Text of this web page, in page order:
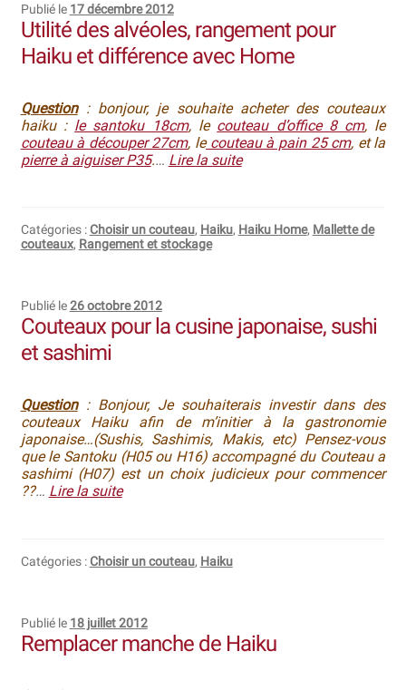
Publié le 17 décembre 2012
Utilité des alvéoles, rangement pour
Haiku et différence avec Home
Question : bonjour, je souhaite acheter des couteaux
haiku : le santoku 18cm, le couteau d’office 8 cm, le
couteau à découper 27cm, lecouteau à pain 25 cm, et la
pierre à aiguiser P35.… Lire la suite
Catégories :Choisir un couteau, Haiku, Haiku Home, Mallette de
couteaux, Rangement et stockage
Publié le26 octobre 2012
Couteaux pour la cusine japonaise, sushi
et sashimi
Question : Bonjour, Je souhaiterais investir dans des
couteaux Haiku afin de m’initier à la gastronomie
japonaise…(Sushis, Sashimis, Makis, etc) Pensez-vous
que le Santoku (H05 ou H16) accompagné du Couteau a
sashimi (H07) est un choix judicieux pour commencer
??… Lire la suite
Catégories :Choisir un couteau, Haiku
Publié le 18 juillet 2012
Remplacer manche de Haiku